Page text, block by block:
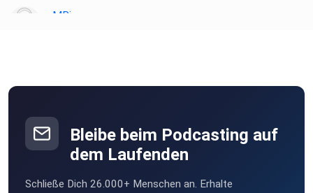
MRiggs
Ostfildern
plotzks
Muster
Bleibe beim Podcasting auf
dem Laufenden
Schließe Dich 26.000+ Menschen an. Erhalte